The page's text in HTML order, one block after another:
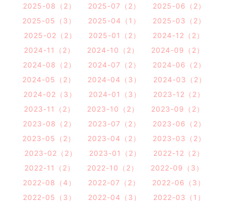
2025-08（2）
2025-07（2）
2025-06（2）
2025-05（3）
2025-04（1）
2025-03（2）
2025-02（2）
2025-01（2）
2024-12（2）
2024-11（2）
2024-10（2）
2024-09（2）
2024-08（2）
2024-07（2）
2024-06（2）
2024-05（2）
2024-04（3）
2024-03（2）
2024-02（3）
2024-01（3）
2023-12（2）
2023-11（2）
2023-10（2）
2023-09（2）
2023-08（2）
2023-07（2）
2023-06（2）
2023-05（2）
2023-04（2）
2023-03（2）
2023-02（2）
2023-01（2）
2022-12（2）
2022-11（2）
2022-10（2）
2022-09（3）
2022-08（4）
2022-07（2）
2022-06（3）
2022-05（3）
2022-04（3）
2022-03（1）